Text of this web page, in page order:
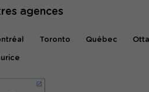
agences
Toronto Québec